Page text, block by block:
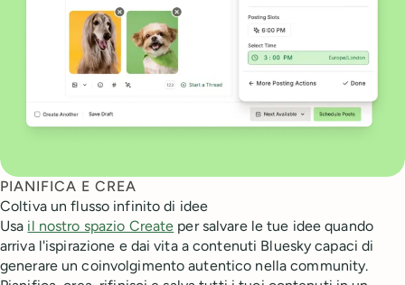
PIANIFICA E CREA
Coltiva un flusso infinito di idee
Usa il nostro spazio Create per salvare le tue idee quando
arriva l'ispirazione e dai vita a contenuti Bluesky capaci di
generare un coinvolgimento autentico nella community.